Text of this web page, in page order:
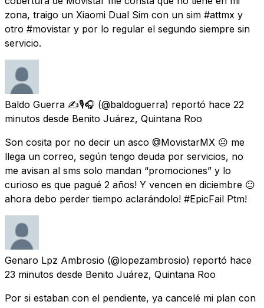
zona, traigo un Xiaomi Dual Sim con un sim #attmx y
otro #movistar y por lo regular el segundo siempre sin
servicio.
Baldo Guerra ✍️🎙️🎧 (@baldoguerra) reportó hace 22
minutos desde Benito Juárez, Quintana Roo
Son cosita por no decir un asco @MovistarMX 😐 me
llega un correo, según tengo deuda por servicios, no
me avisan al sms solo mandan “promociones” y lo
curioso es que pagué 2 años! Y vencen en diciembre 😐
ahora debo perder tiempo aclarándolo! #EpicFail Ptm!
Genaro Lpz Ambrosio (@lopezambrosio) reportó hace
23 minutos desde Benito Juárez, Quintana Roo
Por si estaban con el pendiente, ya cancelé mi plan con